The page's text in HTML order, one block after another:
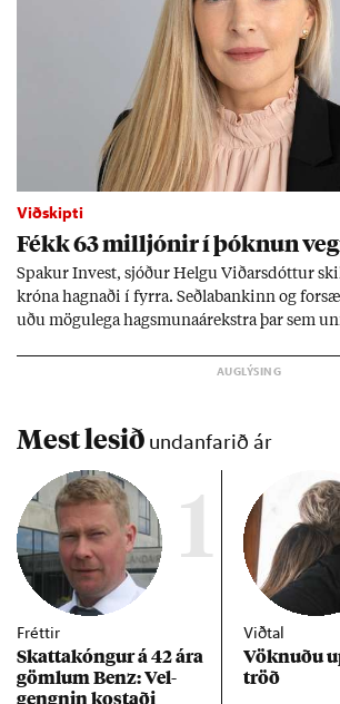
Viðskipti
Fékk 63 millj­ón­ir í þókn­un
Spak­ur In­vest, sjóð­ur Helgu Við­ars­dótt­ur
króna hagn­aði í fyrra. Seðla­bank­inn og
uðu mögu­lega hags­muna­árekstra þar sem
Mest lesið undanfarið ár
1
Fréttir
Skattakóng­ur á 42 ára
göml­um Benz: Vel­
gengn­in kostaði
Viðtal
Vökn­uðu
tröð